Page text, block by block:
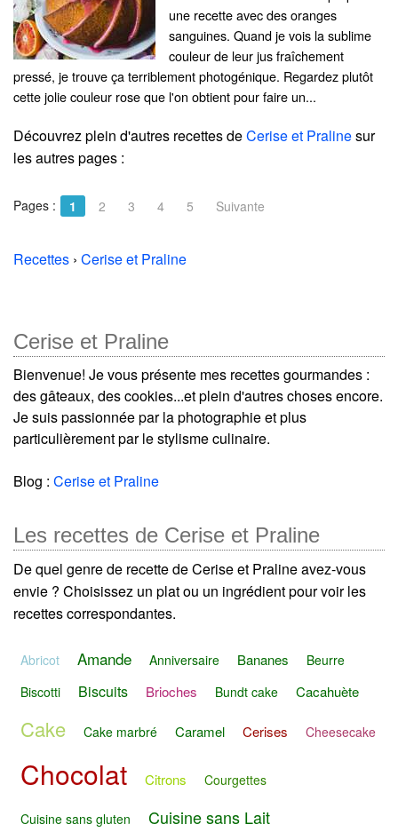
une recette avec des oranges
sanguines. Quand je vois la sublime
couleur de leur jus fraîchement
pressé, je trouve ça terriblement photogénique. Regardez plutôt
cette jolie couleur rose que l'on obtient pour faire un...
Découvrez plein d'autres recettes deCerise et Pralinesur
les autres pages :
Pages : 1 2 3 4 5 Suivante
Recettes › Cerise et Praline
Cerise et Praline
Bienvenue! Je vous présente mes recettes gourmandes :
des gâteaux, des cookies...et plein d'autres choses encore.
Je suis passionnée par la photographie et plus
particulièrement par le stylisme culinaire.
Blog : Cerise et Praline
Les recettes de Cerise et Praline
De quel genre de recette de Cerise et Praline avez-vous
envie ? Choisissez un plat ou un ingrédient pour voir les
recettes correspondantes.
Abricot Amande Anniversaire Bananes
Beurre
Biscotti
Biscuits Brioches Bundt cake Cacahuète
Cake Cake marbré Caramel Cerises Cheesecake
Chocolat Citrons Courgettes
Cuisine sans gluten Cuisine sans Lait